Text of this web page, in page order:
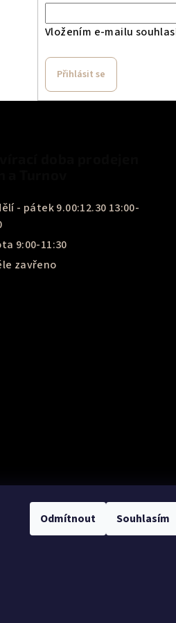
Odmítnout Souhlasím
í
r
v
i
Vložením e-mailu
Přihlásit se
- pátek 9.00:12.30 13:00-
9:00-11:30
zavřeno